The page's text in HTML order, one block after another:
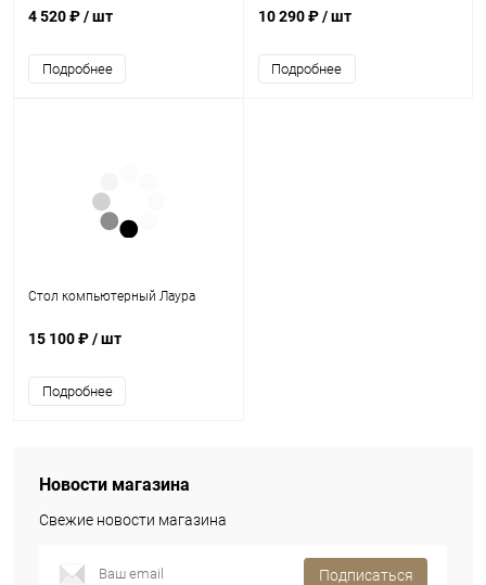
4 520 ₽/ шт
Подробнее
10 290 ₽/ шт
Подробнее
Стол компьютерный Лаура
15 100 ₽/ шт
Подробнее
Новости магазина
Свежие новости магазина
Подписаться